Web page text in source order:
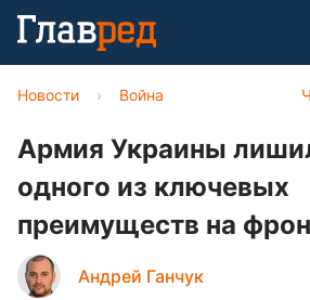
Новости › Война
Армия Украины
одного из ключевых
преимуществ на
Андрей Ганчук